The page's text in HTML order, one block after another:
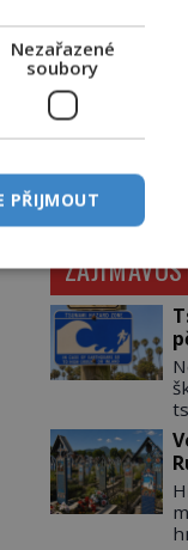
Nezařazené
soubory
PŘIJMOUT